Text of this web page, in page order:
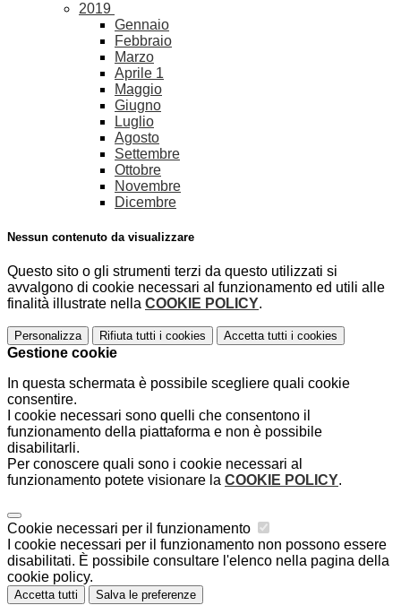
2019
Gennaio
Febbraio
Marzo
Aprile 1
Maggio
Giugno
Luglio
Agosto
Settembre
Ottobre
Novembre
Dicembre
Nessun contenuto da visualizzare
Questo sito o gli strumenti terzi da questo utilizzati si
avvalgono di cookie necessari al funzionamento ed utili alle
finalità illustrate nella COOKIE POLICY.
Personalizza Rifiuta tutti i cookies Accetta tutti i cookies
Gestione cookie
In questa schermata è possibile scegliere quali cookie
consentire.
I cookie necessari sono quelli che consentono il
funzionamento della piattaforma e non è possibile
disabilitarli.
Per conoscere quali sono i cookie necessari al
funzionamento potete visionare la COOKIE POLICY.
Cookie necessari per il funzionamento
I cookie necessari per il funzionamento non possono essere
disabilitati. È possibile consultare l'elenco nella pagina della
cookie policy.
Accetta tutti Salva le preferenze